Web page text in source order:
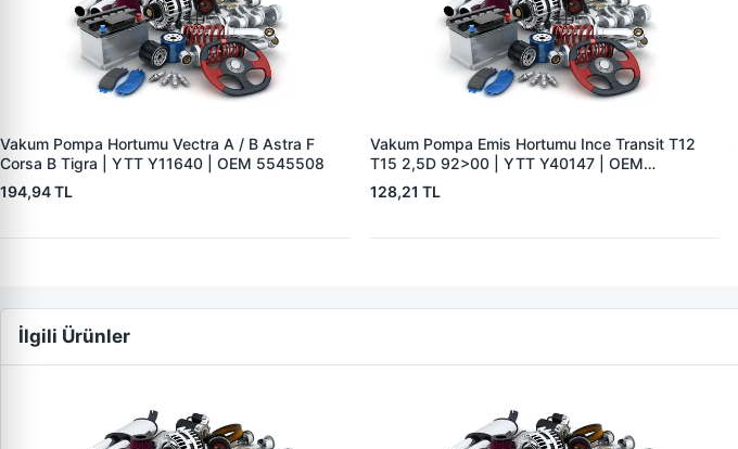
Vakum Pompa Hortumu Vectra A / B Astra F
Corsa B Tigra | YTT Y11640 | OEM 5545508
194,94 TL
Vakum Pompa Emis Hortumu Ince Transit T12
T15 2,5D 92>00 | YTT Y40147 | OEM
864F2L334CA
128,21 TL
İlgili Ürünler